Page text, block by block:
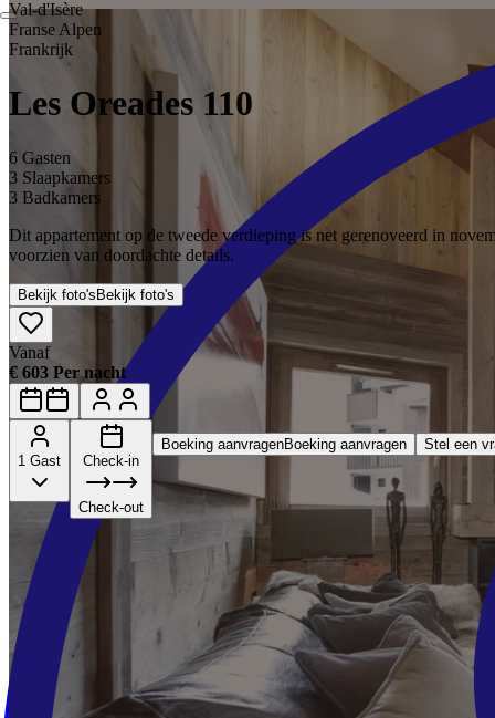
Val‑d'Isère
Franse Alpen
Frankrijk
Les Oreades 110
6 Gasten
3 Slaapkamers
3 Badkamers
Dit appartement op de tweede verdieping is net gerenoveerd in
voorzien van doordachte details.
Bekijk foto's Bekijk foto's
Vanaf
€ 603 Per nacht
1 Gast Check-in
Check-out
Boeking aanvragenBoeking aanvragen Stel een